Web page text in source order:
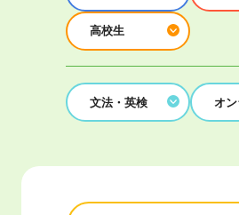
高校生
文法・英検 オ